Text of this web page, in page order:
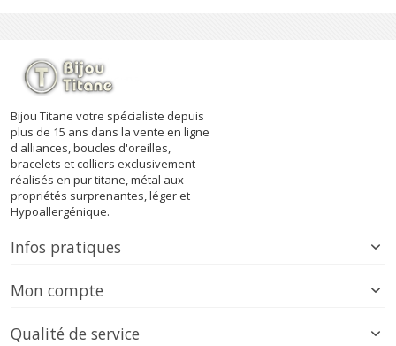
Bijou Titane votre spécialiste depuis
plus de 15 ans dans la vente en ligne
d'alliances, boucles d'oreilles,
bracelets et colliers exclusivement
réalisés en pur titane, métal aux
propriétés surprenantes, léger et
Hypoallergénique.
Infos pratiques
Mon compte
Qualité de service